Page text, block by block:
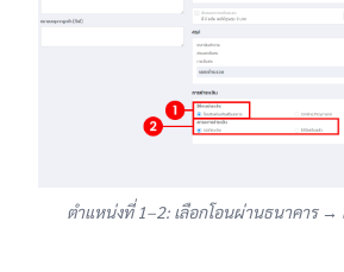
ตำแหน่งที่ 1–2: เลือกโอนผ่านธนาคาร →